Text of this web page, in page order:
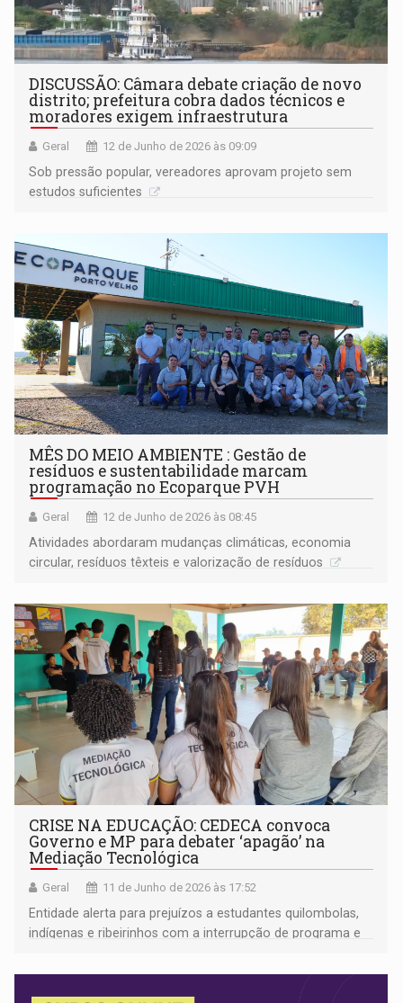
DISCUSSÃO: Câmara debate criação de novo
distrito; prefeitura cobra dados técnicos e
moradores exigem infraestrutura
Geral 12 de Junho de 2026 às 09:09
Sob pressão popular, vereadores aprovam projeto sem
estudos suficientes
MÊS DO MEIO AMBIENTE : Gestão de
resíduos e sustentabilidade marcam
programação no Ecoparque PVH
Geral 12 de Junho de 2026 às 08:45
Atividades abordaram mudanças climáticas, economia
circular, resíduos têxteis e valorização de resíduos
CRISE NA EDUCAÇÃO: CEDECA convoca
Governo e MP para debater ‘apagão’ na
Mediação Tecnológica
Geral 11 de Junho de 2026 às 17:52
Entidade alerta para prejuízos a estudantes quilombolas,
indígenas e ribeirinhos com a interrupção de programa e